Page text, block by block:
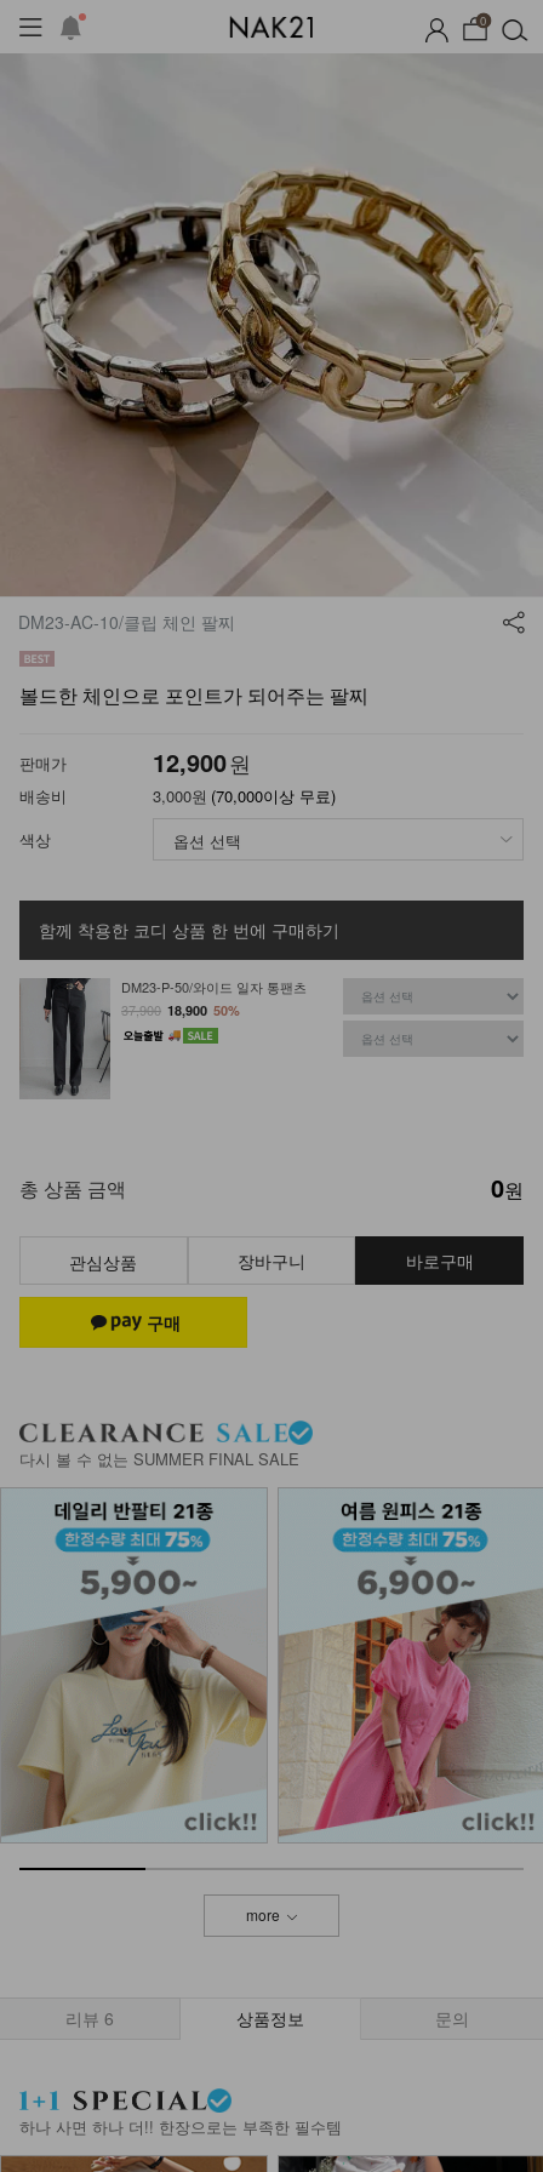
0
장마템 기획전
DM23-AC-10/클립 체인 팔찌
볼드한 체인으로 포인트가 되어주는 팔찌
판매가 12,900원
배송비 3,000원 (70,000이상 무료)
색상
함께 착용한 코디 상품 한 번에 구매하기
DM23-P-50/와이드 일자 통팬츠
37,900 18,900 50%
총 상품 금액 0원
관심상품 장바구니 바로구매
다시 볼 수 없는 SUMMER FINAL SALE
more
리뷰 6 상품정보 문의
하나 사면 하나 더!! 한장으로는 부족한 필수템